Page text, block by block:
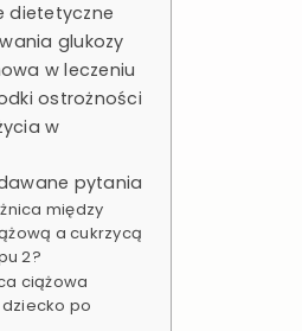
dietetyczne
glukozy
w leczeniu
ostrożności
w
pytania
między
a cukrzycą
2?
ciążowa
dziecko po